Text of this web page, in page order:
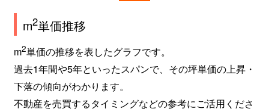
m2単価推移
m2単価の推移を表したグラフです。
過去1年間や5年といったスパンで、その坪単価の上昇・
下落の傾向がわかります。
不動産を売買するタイミングなどの参考にご活用くださ